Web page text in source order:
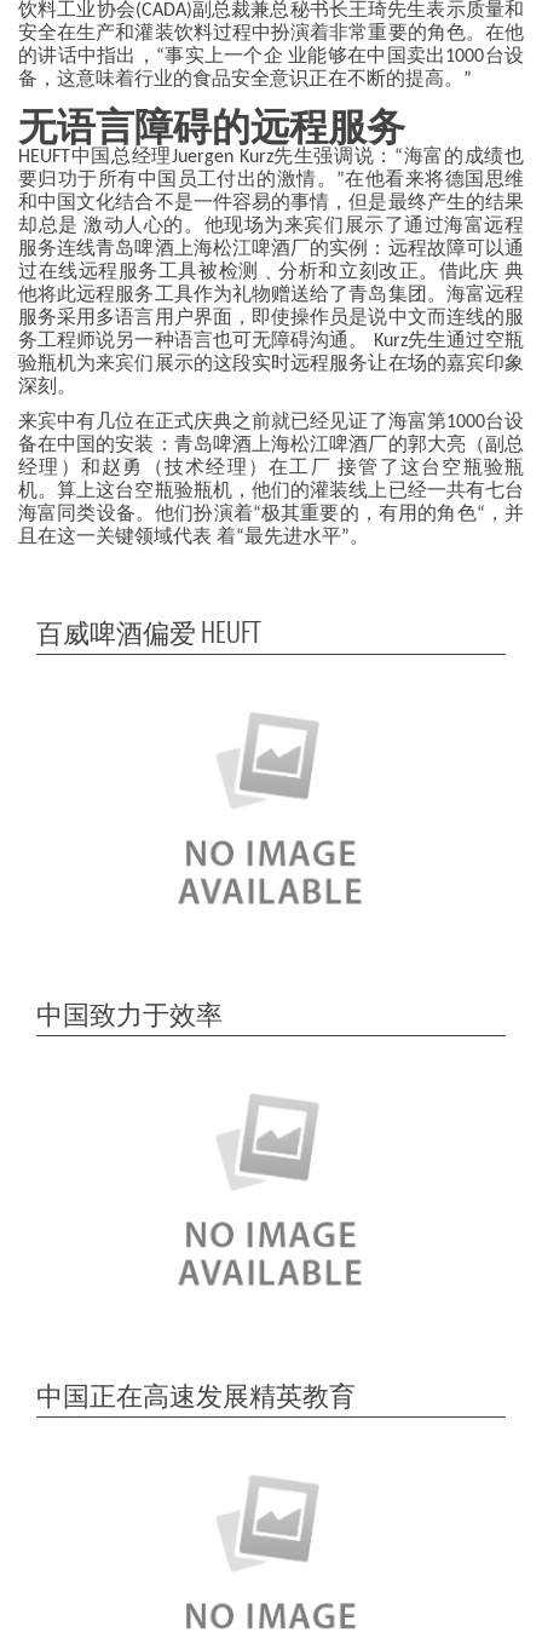
饮料工业协会(CADA)副总裁兼总秘书长王琦先生表示质量和
安全在生产和灌装饮料过程中扮演着非常重要的角色。在他
的讲话中指出，“事实上一个企 业能够在中国卖出1000台设
备，这意味着行业的食品安全意识正在不断的提高。”
无语言障碍的远程服务
HEUFT中国总经理Juergen Kurz先生强调说：“海富的成绩也
要归功于所有中国员工付出的激情。”在他看来将德国思维
和中国文化结合不是一件容易的事情，但是最终产生的结果
却总是 激动人心的。他现场为来宾们展示了通过海富远程
服务连线青岛啤酒上海松江啤酒厂的实例：远程故障可以通
过在线远程服务工具被检测﹑分析和立刻改正。借此庆 典
他将此远程服务工具作为礼物赠送给了青岛集团。海富远程
服务采用多语言用户界面，即使操作员是说中文而连线的服
务工程师说另一种语言也可无障碍沟通。 Kurz先生通过空瓶
验瓶机为来宾们展示的这段实时远程服务让在场的嘉宾印象
深刻。
来宾中有几位在正式庆典之前就已经见证了海富第1000台设
备在中国的安装：青岛啤酒上海松江啤酒厂的郭大亮（副总
经理）和赵勇（技术经理）在工厂 接管了这台空瓶验瓶
机。算上这台空瓶验瓶机，他们的灌装线上已经一共有七台
海富同类设备。他们扮演着“极其重要的，有用的角色“，并
且在这一关键领域代表 着“最先进水平”。
百威啤酒偏爱 HEUFT
中国致力于效率
中国正在高速发展精英教育